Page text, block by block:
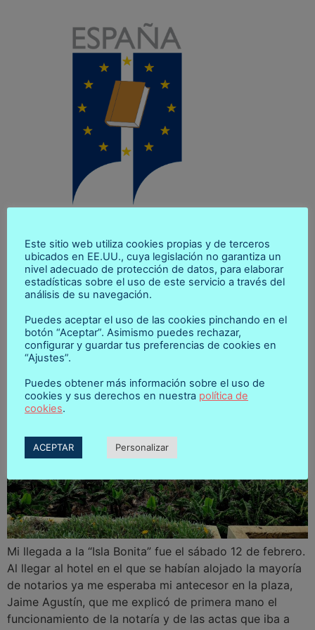
Notarios por La Palma
La Isla Bonita
Mi llegada a la “Isla Bonita” fue el sábado 12 de febrero.
Al llegar al hotel en el que se habían alojado la mayoría
de notarios ya me esperaba mi antecesor en la plaza,
Jaime Agustín, que me explicó de primera mano el
funcionamiento de la notaría y de las actas que iba a
Este sitio web utiliza cookies propias y de terceros
ubicados en EE.UU., cuya legislación no garantiza un
nivel adecuado de protección de datos, para elaborar
estadísticas sobre el uso de este servicio a través del
análisis de su navegación.
Puedes aceptar el uso de las cookies pinchando en el
botón “Aceptar”. Asimismo puedes rechazar,
configurar y guardar tus preferencias de cookies en
“Ajustes”.
Puedes obtener más información sobre el uso de
cookies y sus derechos en nuestra política de
cookies.
ACEPTAR Personalizar